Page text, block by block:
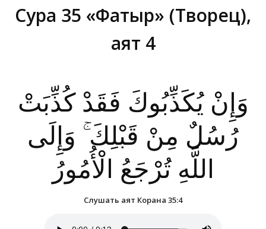
Сура 35 «Фатыр» (Творец),
аят 4
وَإِنْ يُكَذِّبُوكَ فَقَدْ كُذِّبَتْ
رُسُلٌ مِنْ قَبْلِكَ ۚ وَإِلَى
اللَّهِ تُرْجَعُ الْأُمُورُ
Слушать аят Корана 35:4